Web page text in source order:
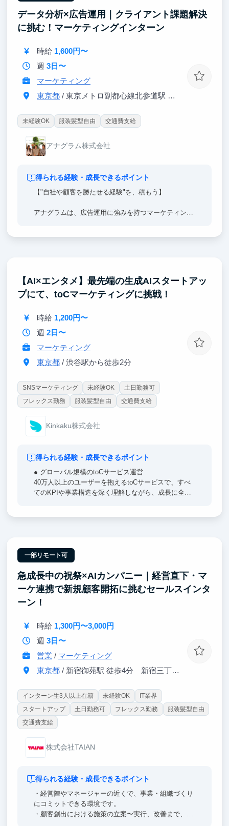
データ分析×広告運用｜クライアント課題解決
に挑む！マーケティングインターン
時給 1,600円〜
週 3日〜
マーケティング
東京都/ 東京メトロ副都心線北参道駅 徒歩2分、JR代々木駅 徒歩5分
未経験OK 服装髪型自由 交通費支給
アナグラム株式会社
得られる経験・成長できるポイント
【"自社や顧客を勝たせる経験"を、積もう】
アナグラムは、広告運用に強みを持つマーケティング
①現場が考え動き切る「一気通貫」
②全員で学び合う「グロースハック」
③売上ノルマ無し、クライアントの成長第一
研修・教育体制を整え、学生の方にも社員と全く同じ
広告運用を始めとし、上場企業〜スタートアップ、
でき、学びの幅とスピードが段違いです。
【AI×エンタメ】最先端の生成AIスタートアッ
プにて、toCマーケティングに挑戦！
時給 1,200円〜
週 2日〜
マーケティング
東京都/ 渋谷駅から徒歩2分
SNSマーケティング 未経験OK
土日勤務可
フレックス勤務
服装髪型自由 交通費支給
Kinkaku株式会社
得られる経験・成長できるポイント
● グローバル規模のtoCサービス運営
40万人以上のユーザーを抱えるtoCサービスで、すべ
てのKPIや事業構造を深く理解しながら、成長に全力
● 急成長スタートアップ
ANRIやEast Venturesといった著名VCから資金調達
し、東洋経済「すごいベンチャー100」2024年AI部門
にも選出。0→1スタートアップならではの大きな裁量
とスピード感を持って挑戦できます。
一部リモート可
急成長中の祝祭×AIカンパニー｜経営直下・マ
ーケ連携で新規顧客開拓に挑むセールスインタ
ーン！
時給 1,300円〜3,000円
週 3日〜
営業 / マーケティング
東京都/ 新宿御苑駅 徒歩4分 新宿三丁目駅 徒歩6分
インターン生3人以上在籍 未経験OK
IT業界
スタートアップ
土日勤務可 フレックス勤務
服装髪型自由
交通費支給
株式会社TAIAN
得られる経験・成長できるポイント
・経営陣やマネージャーの近くで、事業・組織づくり
にコミットできる環境です。
・顧客創出における施策の立案〜実行、改善まで、大